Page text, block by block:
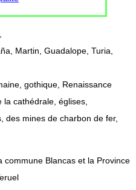
Martin, Guadalope, Turia,
gothique, Renaissance
la cathédrale, églises,
des mines de charbon de fer,
Blancas et la Province